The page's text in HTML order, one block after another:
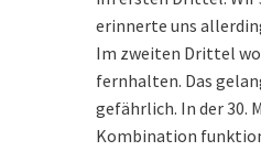
erinnerte uns
Im zweiten Drittel
fernhalten. Das
gefährlich. In der 30.
Kombination